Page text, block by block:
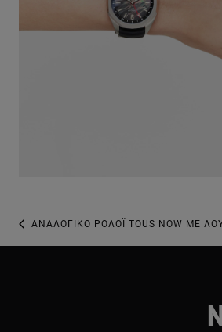
ΑΝΑΛΟΓΙΚΌ ΡΟΛΌΙ TOUS NOW ΜΕ